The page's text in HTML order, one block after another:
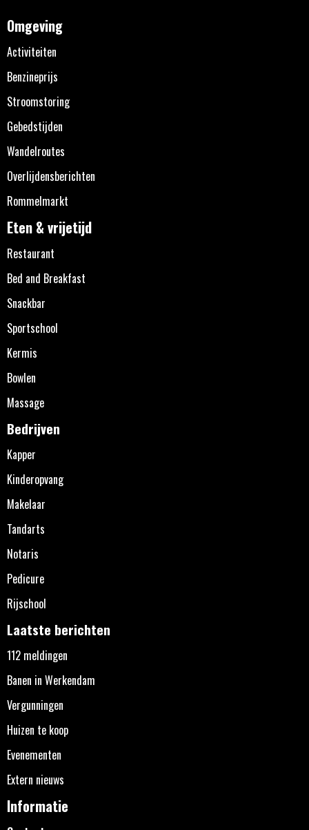
Omgeving
Activiteiten
Benzineprijs
Stroomstoring
Gebedstijden
Wandelroutes
Overlijdensberichten
Rommelmarkt
Eten & vrijetijd
Restaurant
Bed and Breakfast
Snackbar
Sportschool
Kermis
Bowlen
Massage
Bedrijven
Kapper
Kinderopvang
Makelaar
Tandarts
Notaris
Pedicure
Rijschool
Laatste berichten
112 meldingen
Banen in Werkendam
Vergunningen
Huizen te koop
Evenementen
Extern nieuws
Informatie